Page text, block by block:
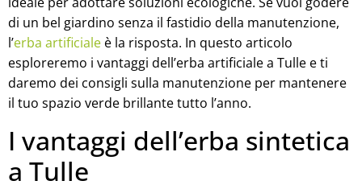
di un bel giardino senza il fastidio della manutenzione,
l’erba artificiale è la risposta. In questo articolo
esploreremo i vantaggi dell’erba artificiale a Tulle e ti
daremo dei consigli sulla manutenzione per mantenere
il tuo spazio verde brillante tutto l’anno.
I vantaggi dell’erba sintetica
a Tulle